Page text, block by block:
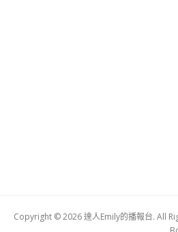
Copyright © 2026 達人Emily的播報台. All